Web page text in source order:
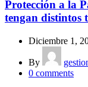
Protección a la
tengan distintos
Diciembre 1,
By
0 comments